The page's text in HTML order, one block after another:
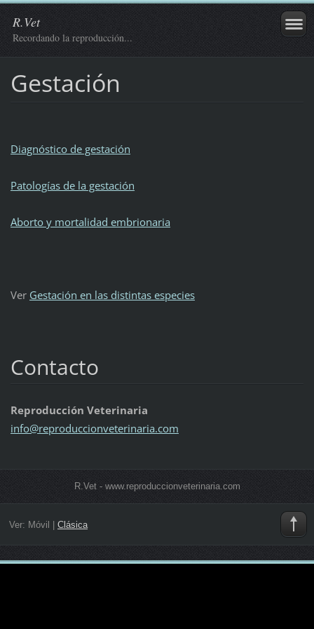
R.Vet
Recordando la reproducción...
Gestación
Diagnóstico de gestación
Patologías de la gestación
Aborto y mortalidad embrionaria
Ver Gestación en las distintas especies
Contacto
Reproducción Veterinaria
info@reproduccionveterinaria.com
R.Vet - www.reproduccionveterinaria.com
Ver: Móvil Clásica